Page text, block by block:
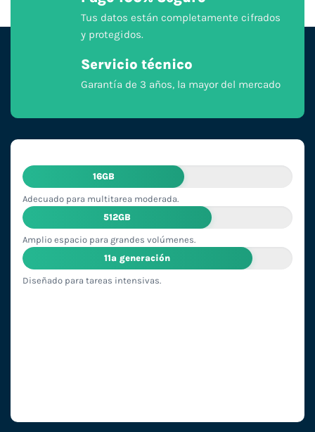
Tus datos están completamente cifrados
y protegidos.
Servicio técnico
Garantía de 3 años, la mayor del mercado
16GB
Adecuado para multitarea moderada.
512GB
Amplio espacio para grandes volúmenes.
11ª generación
Diseñado para tareas intensivas.